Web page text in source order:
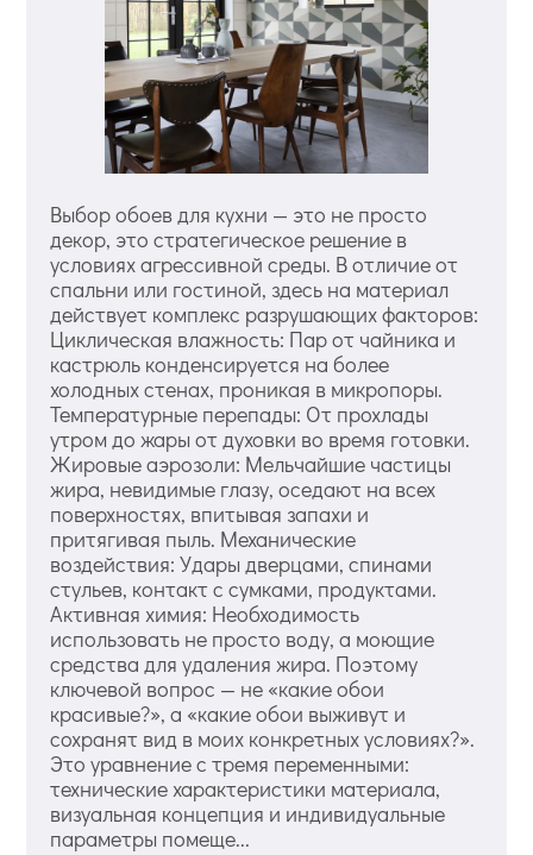
Выбор обоев для кухни — это не просто
декор, это стратегическое решение в
условиях агрессивной среды. В отличие от
спальни или гостиной, здесь на материал
действует комплекс разрушающих факторов:
Циклическая влажность: Пар от чайника и
кастрюль конденсируется на более
холодных стенах, проникая в микропоры.
Температурные перепады: От прохлады
утром до жары от духовки во время готовки.
Жировые аэрозоли: Мельчайшие частицы
жира, невидимые глазу, оседают на всех
поверхностях, впитывая запахи и
притягивая пыль. Механические
воздействия: Удары дверцами, спинами
стульев, контакт с сумками, продуктами.
Активная химия: Необходимость
использовать не просто воду, а моющие
средства для удаления жира. Поэтому
ключевой вопрос — не «какие обои
красивые?», а «какие обои выживут и
сохранят вид в моих конкретных условиях?».
Это уравнение с тремя переменными:
технические характеристики материала,
визуальная концепция и индивидуальные
параметры помеще...